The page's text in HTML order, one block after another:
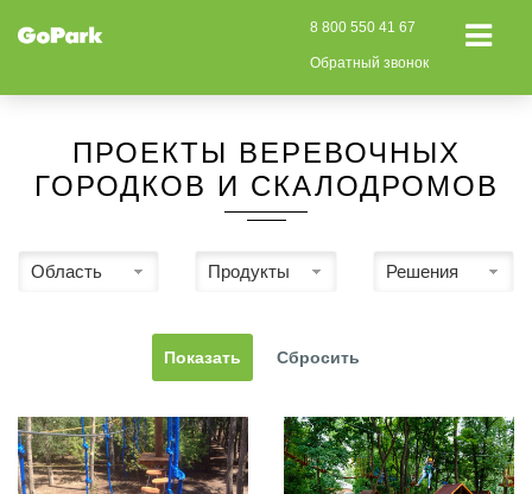
8 800 550 41 67
Обратный звонок
ПРОЕКТЫ ВЕРЕВОЧНЫХ
ГОРОДКОВ И СКАЛОДРОМОВ
Область Продукты Решения